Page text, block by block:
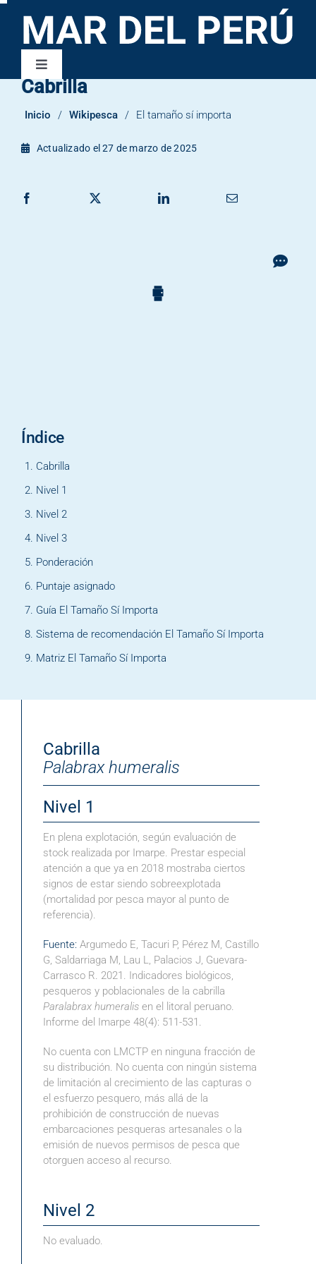
Saltar
contenido
Toggle
Navigation
Publicaciones
Contacto
Cabrilla
Inicio / Wikipesca / El tamaño sí importa
Actualizado el 27 de marzo de 2025
Índice
Cabrilla
Nivel 1
Nivel 2
Nivel 3
Ponderación
Puntaje asignado
Guía El Tamaño Sí Importa
Sistema de recomendación El Tamaño Sí Importa
Matriz El Tamaño Sí Importa
Cabrilla
Palabrax humeralis
Nivel 1
En plena explotación, según evaluación de
stock realizada por Imarpe. Prestar especial
atención a que ya en 2018 mostraba ciertos
signos de estar siendo sobreexplotada
(mortalidad por pesca mayor al punto de
referencia).
Fuente: Argumedo E, Tacuri P, Pérez M, Castillo
G, Saldarriaga M, Lau L, Palacios J, Guevara-
Carrasco R. 2021. Indicadores biológicos,
pesqueros y poblacionales de la cabrilla
Paralabrax humeralisen el litoral peruano.
Informe del Imarpe 48(4): 511-531.
No cuenta con LMCTP en ninguna fracción de
su distribución. No cuenta con ningún sistema
de limitación al crecimiento de las capturas o
el esfuerzo pesquero, más allá de la
prohibición de construcción de nuevas
embarcaciones pesqueras artesanales o la
emisión de nuevos permisos de pesca que
otorguen acceso al recurso.
Nivel 2
No evaluado.